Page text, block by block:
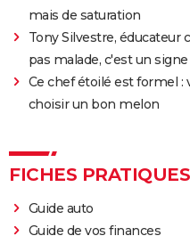
mais de saturation
Tony Silvestre, éducateur
pas malade, c'est un
Ce chef étoilé est formel :
choisir un bon melon
FICHES PRATIQUES
Guide auto
Guide de vos finances